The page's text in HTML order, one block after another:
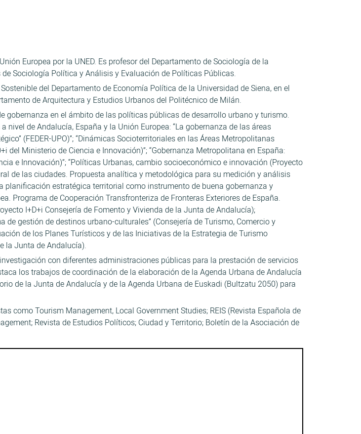
Europea por la UNED. Es profesor del Departamento de Sociología de la
Sociología Política y Análisis y Evaluación de Políticas Públicas.
del Departamento de Economía Política de la Universidad de Siena, en el
de Arquitectura y Estudios Urbanos del Politécnico de Milán.
gobernanza en el ámbito de las políticas públicas de desarrollo urbano y turismo.
de Andalucía, España y la Unión Europea: “La gobernanza de las áreas
(FEDER-UPO)”; “Dinámicas Socioterritoriales en las Áreas Metropolitanas
Ministerio de Ciencia e Innovación)”; “Gobernanza Metropolitana en España:
e Innovación)”; “Políticas Urbanas, cambio socioeconómico e innovación (Proyecto
de las ciudades. Propuesta analítica y metodológica para su medición y análisis
planificación estratégica territorial como instrumento de buena gobernanza y
Programa de Cooperación Transfronteriza de Fronteras Exteriores de España.
I+D+i Consejería de Fomento y Vivienda de la Junta de Andalucía);
gestión de destinos urbano-culturales” (Consejería de Turismo, Comercio y
de los Planes Turísticos y de las Iniciativas de la Estrategia de Turismo
la Junta de Andalucía).
con diferentes administraciones públicas para la prestación de servicios
los trabajos de coordinación de la elaboración de la Agenda Urbana de Andalucía
de la Junta de Andalucía y de la Agenda Urbana de Euskadi (Bultzatu 2050) para
como Tourism Management, Local Government Studies; REIS (Revista Española de
Revista de Estudios Políticos; Ciudad y Territorio; Boletín de la Asociación de